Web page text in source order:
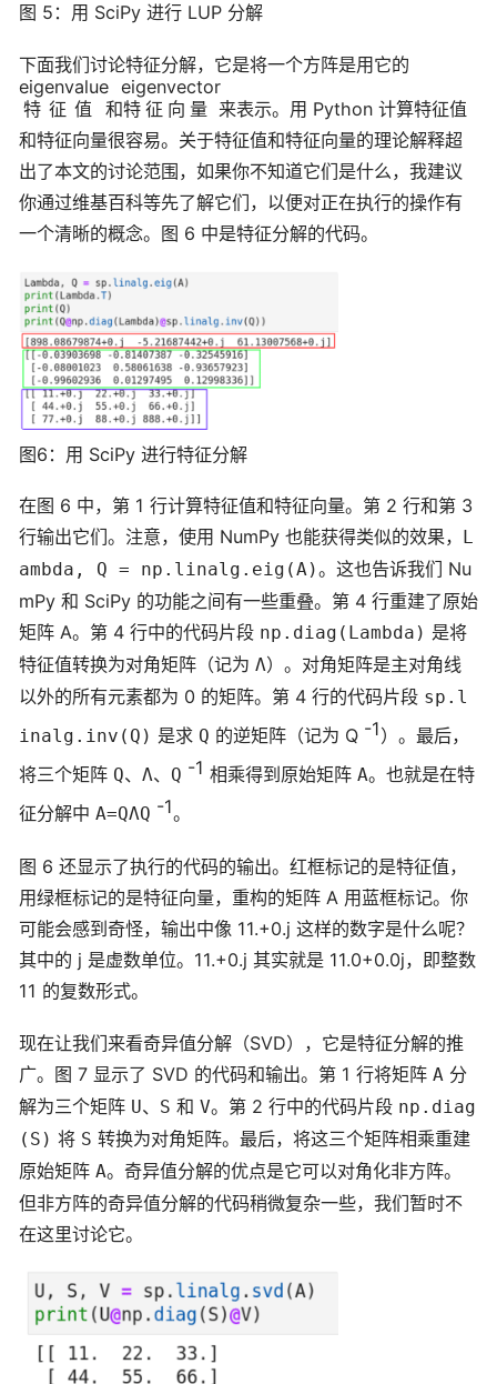
图 5：用 SciPy 进行 LUP 分解
下面我们讨论特征分解，它是将一个方阵是用它的
特征值
eigenvalue
和特征向量
eigenvector
来表示。用 Python 计算特征值
和特征向量很容易。关于特征值和特征向量的理论解释超
出了本文的讨论范围，如果你不知道它们是什么，我建议
你通过维基百科等先了解它们，以便对正在执行的操作有
一个清晰的概念。图 6 中是特征分解的代码。
图6：用 SciPy 进行特征分解
在图 6 中，第 1 行计算特征值和特征向量。第 2 行和第 3
行输出它们。注意，使用 NumPy 也能获得类似的效果，
L
ambda, Q = np.linalg.eig(A)。这也告诉我们 Nu
mPy 和 SciPy 的功能之间有一些重叠。第 4 行重建了原始
矩阵 A。第 4 行中的代码片段 np.diag(Lambda) 是将
特征值转换为对角矩阵（记为 Λ）。对角矩阵是主对角线
以外的所有元素都为 0 的矩阵。第 4 行的代码片段 sp.l
inalg.inv(Q) 是求 Q 的逆矩阵（记为 Q -1）。最后，
将三个矩阵 Q、 Λ、 Q -1 相乘得到原始矩阵 A。也就是在特
征分解中 A=QΛQ -1。
图 6 还显示了执行的代码的输出。红框标记的是特征值，
用绿框标记的是特征向量，重构的矩阵 A 用蓝框标记。你
可能会感到奇怪，输出中像 11.+0.j 这样的数字是什么呢？
其中的 j 是虚数单位。11.+0.j 其实就是 11.0+0.0j，即整数
11 的复数形式。
现在让我们来看奇异值分解（SVD），它是特征分解的推
广。图 7 显示了 SVD 的代码和输出。第 1 行将矩阵 A 分
解为三个矩阵 U、 S 和 V。第 2 行中的代码片段 np.diag
(S) 将 S 转换为对角矩阵。最后，将这三个矩阵相乘重建
原始矩阵 A。奇异值分解的优点是它可以对角化非方阵。
但非方阵的奇异值分解的代码稍微复杂一些，我们暂时不
在这里讨论它。